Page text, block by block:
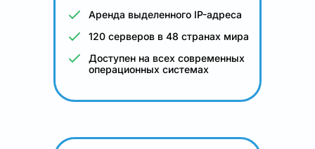
Аренда выделенного IP-адреса
120 серверов в 48 странах мира
Доступен на всех современных
операционных системах